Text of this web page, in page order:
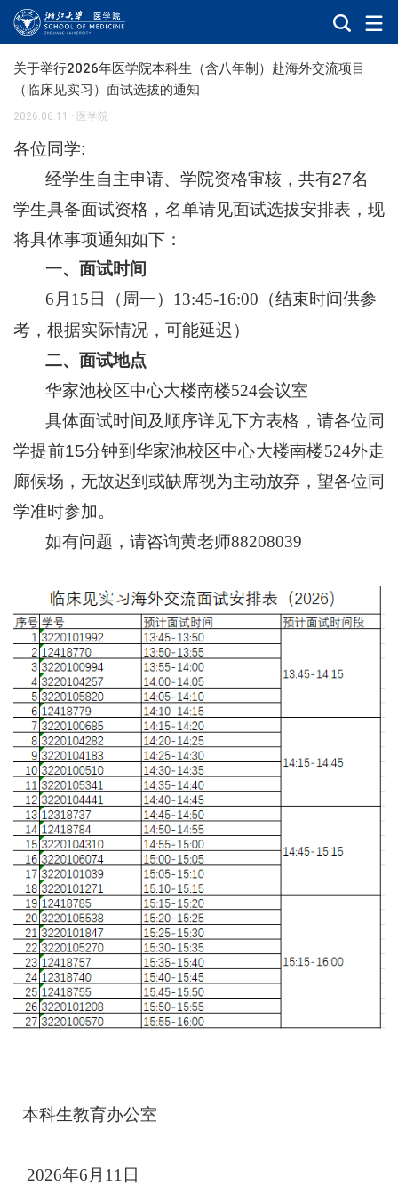
关于举行2026年医学院本科生（含八年制）赴海外交流项目
（临床见实习）面试选拔的通知
2026.06.11 · 医学院
各位同学:
经学生自主申请、学院资格审核，共有27名
学生具备面试资格，名单请见面试选拔安排表，现
将具体事项通知如下：
一、面试时间
6 月 15日（周一）
13:45-16:00（结束时间供参
考，根据实际情况，可能延迟）
二、面试地点
华家池校区中心大楼南楼524会议室
具体面试时间及顺序详见下方表格 ，请各位同
学提前15分钟到华家池校区中心大楼南楼524外走
廊候场，无故迟到或缺席视为主动放弃，望各位同
学准时参加。
如有问题，请咨询黄老师88208039
本科生教育办公室
2026年6月11日